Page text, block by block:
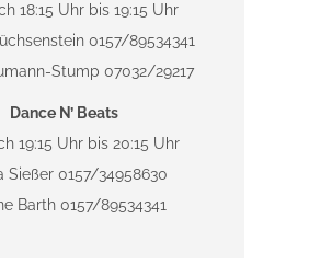
18:15 Uhr bis 19:15 Uhr
0157/89534341
Stump 07032/29217
Dance N’ Beats
19:15 Uhr bis 20:15 Uhr
Sießer 0157/34958630
Barth 0157/89534341